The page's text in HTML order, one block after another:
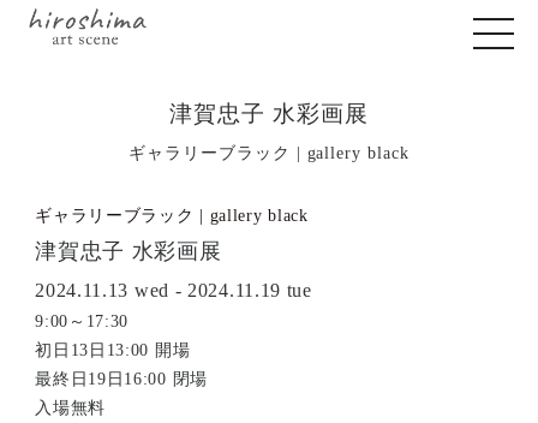
津賀忠子 水彩画展
ギャラリーブラック | gallery black
ギャラリーブラック | gallery black
津賀忠子 水彩画展
2024.11.13 wed - 2024.11.19 tue
9:00～17:30
初日13日13:00 開場
最終日19日16:00 閉場
入場無料